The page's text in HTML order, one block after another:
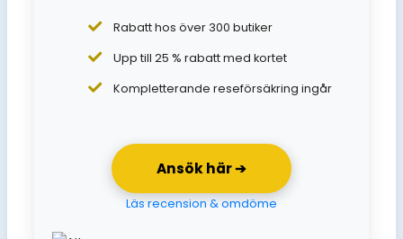
Rabatt hos över 300 butiker
Upp till 25 % rabatt med kortet
Kompletterande reseförsäkring ingår
Ansök här ➔
Läs recension & omdöme